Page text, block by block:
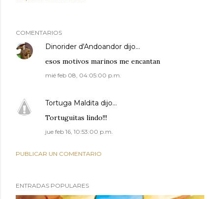
COMENTARIOS
Dinorider d'Andoandor dijo…
esos motivos marinos me encantan
mié feb 08, 04:05:00 p.m.
Tortuga Maldita dijo…
Tortuguitas lindo!!!
jue feb 16, 10:53:00 p.m.
PUBLICAR UN COMENTARIO
ENTRADAS POPULARES